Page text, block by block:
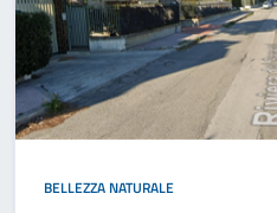
BELLEZZA NATURALE